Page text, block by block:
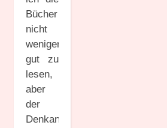
Bücher
nicht
weniger
gut zu
lesen,
aber
der
Denkanstoß